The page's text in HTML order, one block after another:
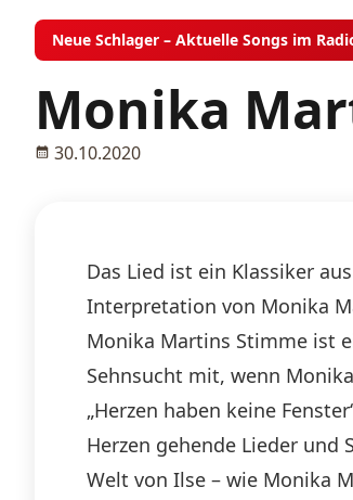
Neue Schlager – Aktuelle Songs im
Monika
30.10.2020
Das Lied ist ein Klassiker
Interpretation von Monika
Monika Martins Stimme ist
Sehnsucht mit, wenn
„Herzen haben keine
Herzen gehende Lieder
Welt von Ilse – wie Monika